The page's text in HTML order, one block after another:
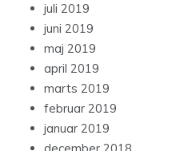
juli 2019
juni 2019
maj 2019
april 2019
marts 2019
februar 2019
januar 2019